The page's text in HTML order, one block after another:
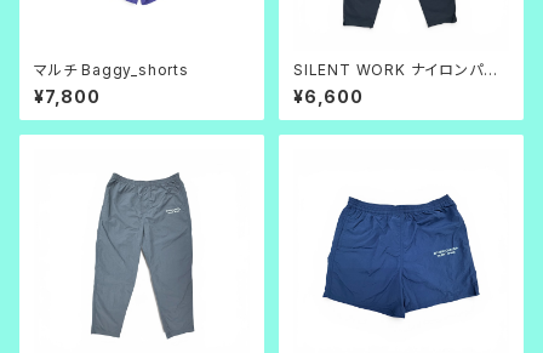
マルチ Baggy_shorts
¥7,800
SILENT WORK ナイロンパン
ツ_ブラック
¥6,600